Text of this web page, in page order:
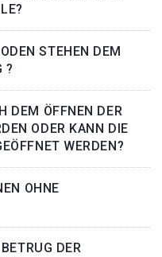
STEHEN DEM
?
DEM ÖFFNEN DER
ODER KANN DIE
WERDEN?
OHNE
DER